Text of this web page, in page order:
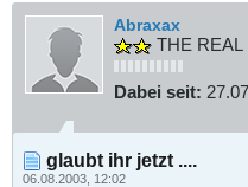
Abraxax
THE REAL
Dabei seit:
glaubt ihr jetzt ....
06.08.2003, 12:02